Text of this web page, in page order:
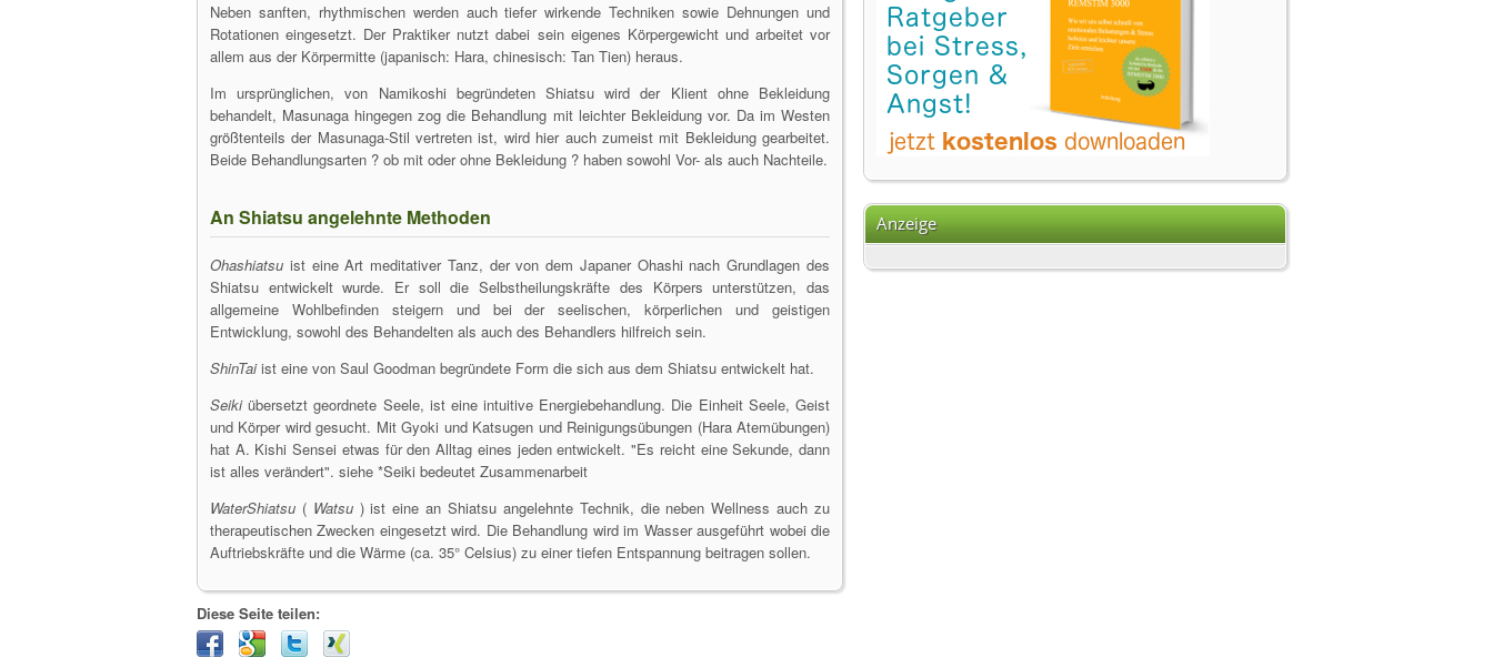
Neben sanften, rhythmischen werden auch tiefer wirkende Techniken sowie Dehnungen und
Rotationen eingesetzt. Der Praktiker nutzt dabei sein eigenes Körpergewicht und arbeitet vor
allem aus der Körpermitte (japanisch: Hara, chinesisch: Tan Tien) heraus.
Im ursprünglichen, von Namikoshi begründeten Shiatsu wird der Klient ohne Bekleidung
behandelt, Masunaga hingegen zog die Behandlung mit leichter Bekleidung vor. Da im Westen
größtenteils der Masunaga-Stil vertreten ist, wird hier auch zumeist mit Bekleidung gearbeitet.
Beide Behandlungsarten ? ob mit oder ohne Bekleidung ? haben sowohl Vor- als auch Nachteile.
An Shiatsu angelehnte Methoden
Ohashiatsu ist eine Art meditativer Tanz, der von dem Japaner Ohashi nach Grundlagen des
Shiatsu entwickelt wurde. Er soll die Selbstheilungskräfte des Körpers unterstützen, das
allgemeine Wohlbefinden steigern und bei der seelischen, körperlichen und geistigen
Entwicklung, sowohl des Behandelten als auch des Behandlers hilfreich sein.
ShinTaiist eine von Saul Goodman begründete Form die sich aus dem Shiatsu entwickelt hat.
Seikiübersetzt geordnete Seele, ist eine intuitive Energiebehandlung. Die Einheit Seele, Geist
und Körper wird gesucht. Mit Gyoki und Katsugen und Reinigungsübungen (Hara Atemübungen)
hat A. Kishi Sensei etwas für den Alltag eines jeden entwickelt. "Es reicht eine Sekunde, dann
ist alles verändert". siehe *Seiki bedeutet Zusammenarbeit
WaterShiatsu ( Watsu ) ist eine an Shiatsu angelehnte Technik, die neben Wellness auch zu
therapeutischen Zwecken eingesetzt wird. Die Behandlung wird im Wasser ausgeführt wobei die
Auftriebskräfte und die Wärme (ca. 35° Celsius) zu einer tiefen Entspannung beitragen sollen.
Diese Seite teilen:
Anzeige